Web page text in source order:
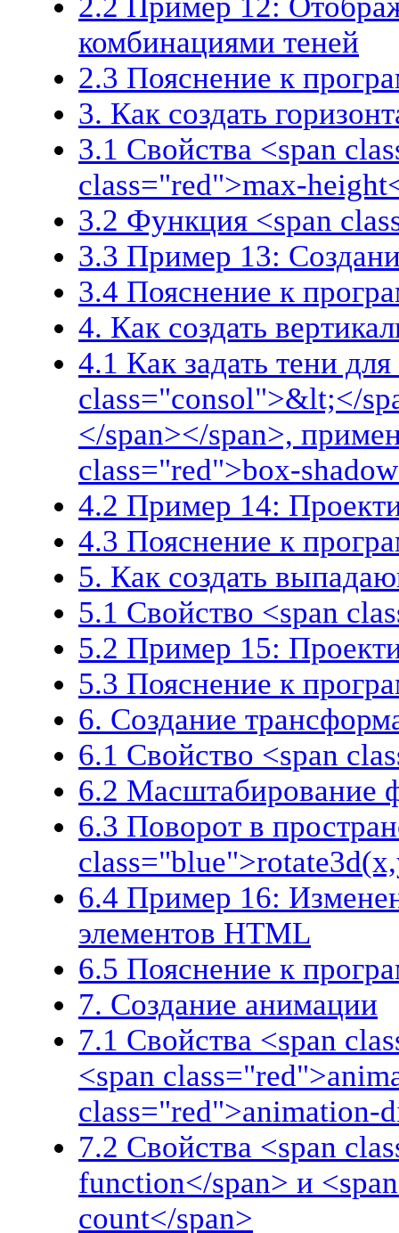
комбинациями теней
2.3 Пояснение к
3. Как создать
3.1 Свойства <span
class="red">max-
3.2 Функция <span
3.3 Пример 13:
3.4 Пояснение к
4. Как создать
4.1 Как задать тени
class="consol">&lt;</
</span></span>,
class="red">box-
4.2 Пример 14:
4.3 Пояснение к
5. Как создать
5.1 Свойство <span
5.2 Пример 15:
5.3 Пояснение к
6. Создание
6.1 Свойство <span
6.2 Масштабирование
6.3 Поворот в
6.4 Пример 16:
элементов HTML
6.5 Пояснение к
7. Создание анимации
7.1 Свойства <span
<span
class="red">animation-
7.2 Свойства <span
function</span> и
count</span>